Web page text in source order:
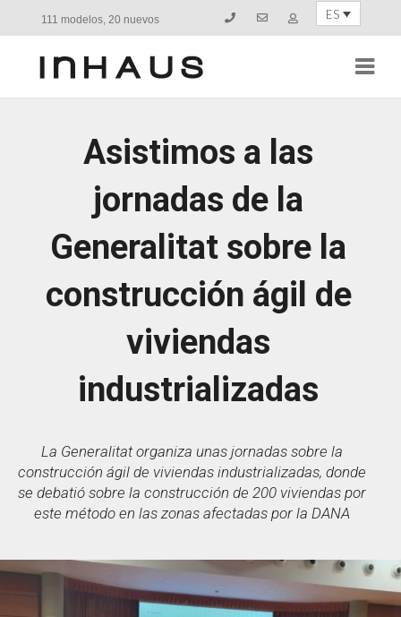
111 modelos, 20 nuevos ES
Asistimos a las
jornadas de la
Generalitat sobre la
construcción ágil de
viviendas
industrializadas
La Generalitat organiza unas jornadas sobre la
construcción ágil de viviendas industrializadas, donde
se debatió sobre la construcción de 200 viviendas por
este método en las zonas afectadas por la DANA